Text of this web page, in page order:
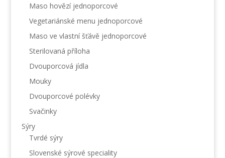
Maso hovězí jednoporcové
Vegetariánské menu jednoporcové
Maso ve vlastní šťávě jednoporcové
Sterilovaná příloha
Dvouporcová jídla
Mouky
Dvouporcové polévky
Svačinky
Sýry
Tvrdé sýry
Slovenské sýrové speciality